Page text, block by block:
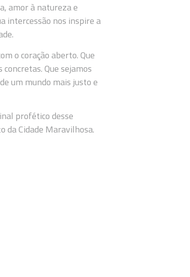
amor à natureza e
intercessão nos inspire a
o coração aberto. Que
Que sejamos
um mundo mais justo e
profético desse
da Cidade Maravilhosa.